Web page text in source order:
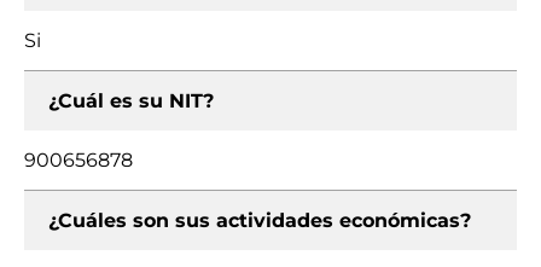
Si
¿Cuál es su NIT?
900656878
¿Cuáles son sus actividades económicas?